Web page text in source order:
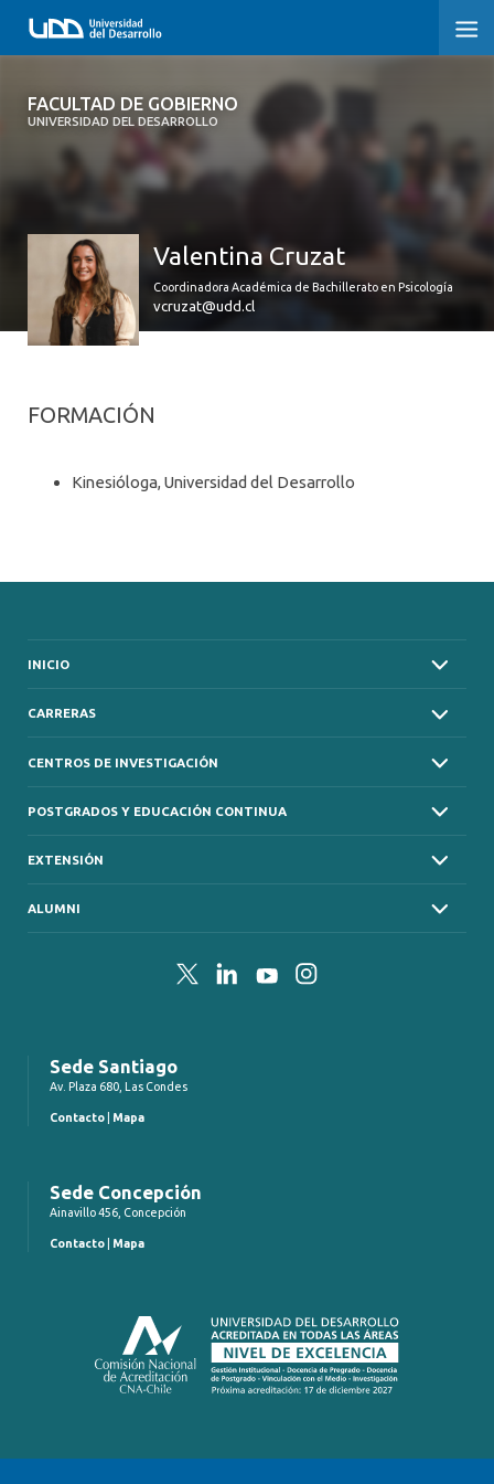
FACULTAD DE GOBIERNO
UNIVERSIDAD DEL DESARROLLO
FACULTAD DE GOBIERNO
CENTROS DE INVESTIGACIÓN
POSTGRADOS Y EDUCACIÓN CONTINUA
EXTENSIÓN
Valentina Cruzat
Coordinadora Académica de Bachillerato en Psicología
vcruzat@udd.cl
FORMACIÓN
Kinesióloga, Universidad del Desarrollo
INICIO
CARRERAS
CENTROS DE INVESTIGACIÓN
POSTGRADOS Y EDUCACIÓN CONTINUA
EXTENSIÓN
ALUMNI
TwitterLinkedInYouTubeInstagram
Sede Santiago
Av. Plaza 680, Las Condes
Contacto Mapa
Sede Concepción
Ainavillo 456, Concepción
Contacto Mapa